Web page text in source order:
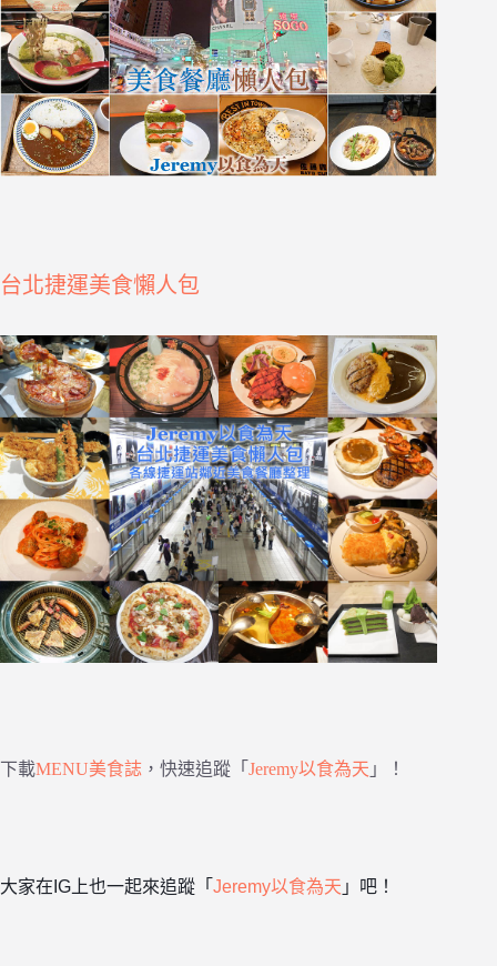
台北捷運美食懶人包
下載MENU美食誌 ，快速追蹤「 Jeremy以食為天 」！
大家在IG上也一起來追蹤「 Jeremy以食為天 」吧！